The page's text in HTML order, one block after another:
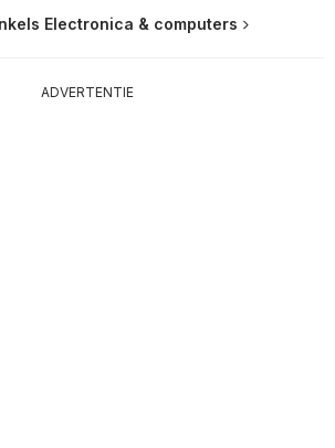
Electronica & computers
ADVERTENTIE